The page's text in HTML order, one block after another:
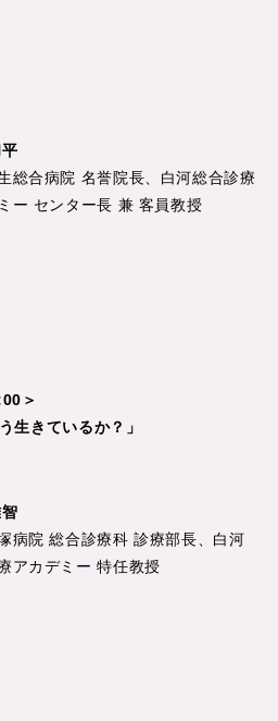
総合病院 名誉院長、白河総合診療
ー センター長 兼 客員教授
＞
生きているか？」
病院 総合診療科 診療部長、白河
アカデミー 特任教授